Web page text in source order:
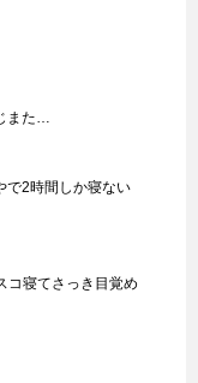
また…
2時間しか寝ない
コ寝てさっき目覚め